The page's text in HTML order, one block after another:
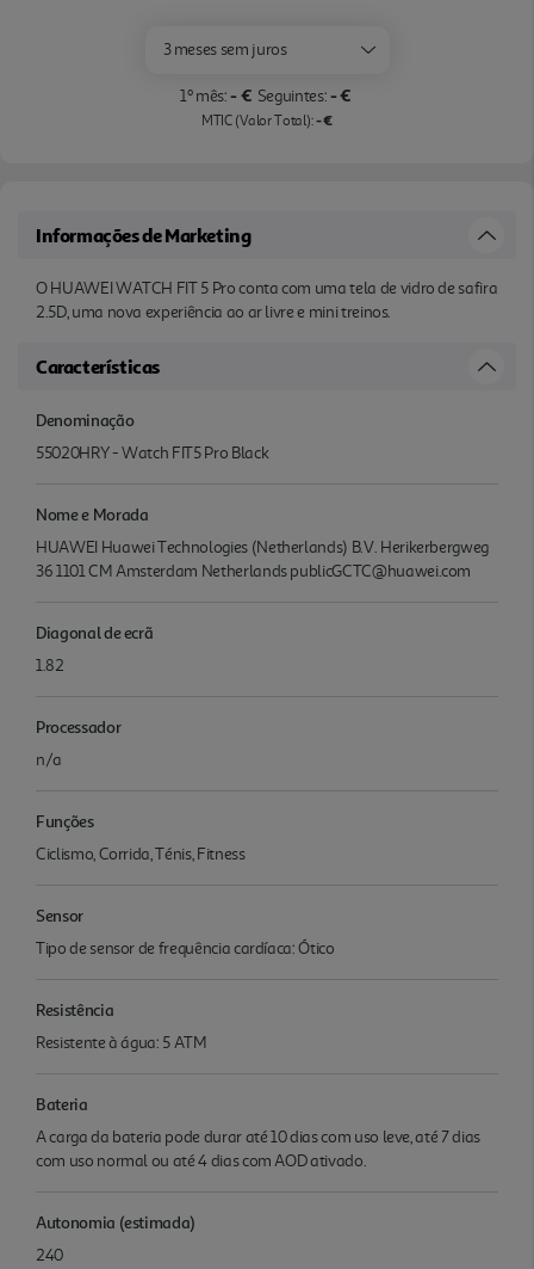
3 meses sem juros
1º mês:- € Seguintes:- €
MTIC (Valor Total):- €
Informações de Marketing
O HUAWEI WATCH FIT 5 Pro conta com uma tela de vidro de safira
2.5D, uma nova experiência ao ar livre e mini treinos.
Características
Denominação
55020HRY - Watch FIT5 Pro Black
Nome e Morada
HUAWEI Huawei Technologies (Netherlands) B.V. Herikerbergweg
36 1101 CM Amsterdam Netherlands publicGCTC@huawei.com
Diagonal de ecrã
1.82
Processador
n/a
Funções
Ciclismo, Corrida, Ténis, Fitness
Sensor
Tipo de sensor de frequência cardíaca: Ótico
Resistência
Resistente à água: 5 ATM
Bateria
A carga da bateria pode durar até 10 dias com uso leve, até 7 dias
com uso normal ou até 4 dias com AOD ativado.
Autonomia (estimada)
240